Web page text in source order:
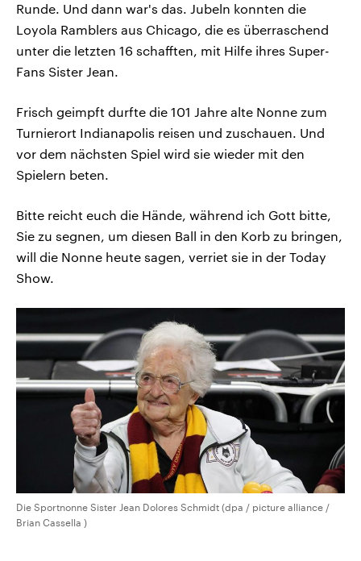
Runde. Und dann war's das. Jubeln konnten die
Loyola Ramblers aus Chicago, die es überraschend
unter die letzten 16 schafften, mit Hilfe ihres Super-
Fans Sister Jean.
Frisch geimpft durfte die 101 Jahre alte Nonne zum
Turnierort Indianapolis reisen und zuschauen. Und
vor dem nächsten Spiel wird sie wieder mit den
Spielern beten.
Bitte reicht euch die Hände, während ich Gott bitte,
Sie zu segnen, um diesen Ball in den Korb zu bringen,
will die Nonne heute sagen, verriet sie in der Today
Show.
Die Sportnonne Sister Jean Dolores Schmidt (dpa / picture alliance /
Brian Cassella )